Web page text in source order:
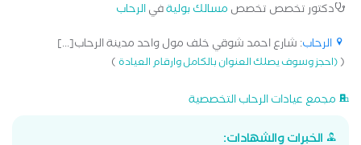
دكتور تخصص تخصص مسالك بوليةفيالرحاب
الرحاب: شارع احمد شوقي خلف مول واحد مدينة الرحاب[...]
((احجز وسوف يصلك العنوان بالكامل وارقام العيادة)
مجمع عيادات الرحاب التخصصية
الخبرات والشهادات: